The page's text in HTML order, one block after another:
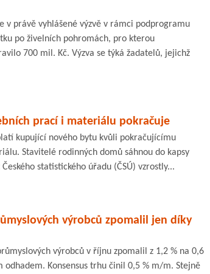
v právě vyhlášené výzvě v rámci podprogramu
po živelních pohromách, pro kterou
700 mil. Kč. Výzva se týká žadatelů, jejichž
prací i materiálu pokračuje
kupující nového bytu kvůli pokračujícímu
Stavitelé rodinných domů sáhnou do kapsy
statistického úřadu (ČSÚ) vzrostly...
výrobců zpomalil jen díky
výrobců v říjnu zpomalil z 1,2 % na 0,6
Konsensus trhu činil 0,5 % m/m. Stejně